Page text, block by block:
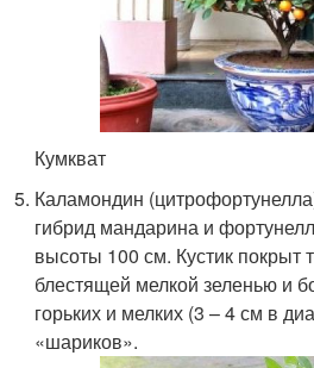
Кумкват
Каламондин
гибрид мандарина и
высоты 100 см. Кустик покрыт
блестящей мелкой зеленью и
горьких и мелких (3 – 4 см в
«шариков».